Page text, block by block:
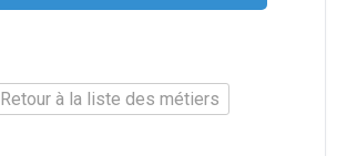
Retour à la liste des métiers